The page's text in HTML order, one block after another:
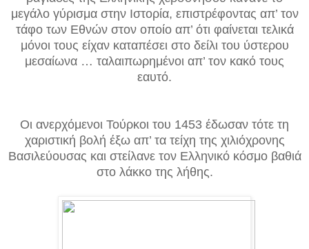
μεγάλο γύρισμα στην Ιστορία, επιστρέφοντας απ’ τον
τάφο των Εθνών στον οποίο απ’ ότι φαίνεται τελικά
μόνοι τους είχαν καταπέσει στο δείλι του ύστερου
μεσαίωνα … ταλαιπωρημένοι απ’ τον κακό τους
εαυτό.
Οι ανερχόμενοι Τούρκοι του 1453 έδωσαν τότε τη
χαριστική βολή έξω απ’ τα τείχη της χιλιόχρονης
Βασιλεύουσας και στείλανε τον Ελληνικό κόσμο βαθιά
στο λάκκο της λήθης.